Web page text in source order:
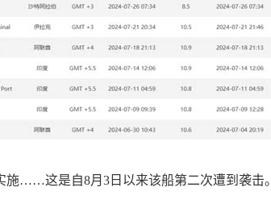
施……这是自8月3日以来该船第二次遭到袭击